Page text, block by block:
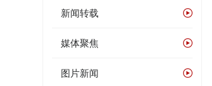
新闻转载
媒体聚焦
图片新闻